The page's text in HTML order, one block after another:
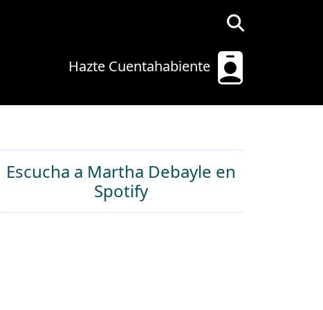
Hazte Cuentahabiente
Escucha a Martha Debayle en
Spotify